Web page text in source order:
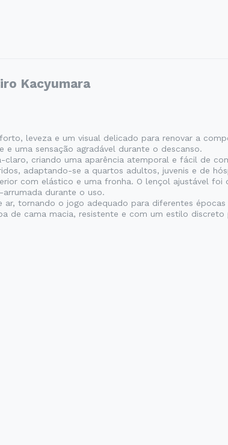
Kacyumara
leveza e um visual delicado para renovar a
uma sensação agradável durante o descanso.
criando uma aparência atemporal e fácil de
adaptando-se a quartos adultos, juvenis e de
com elástico e uma fronha. O lençol ajustável
durante o uso.
tornando o jogo adequado para diferentes
de cama macia, resistente e com um estilo discreto